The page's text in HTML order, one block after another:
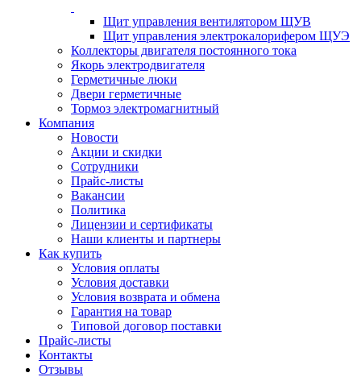
Щит управления вентилятором ЩУВ
Щит управления электрокалорифером ЩУЭ
Коллекторы двигателя постоянного тока
Якорь электродвигателя
Герметичные люки
Двери герметичные
Тормоз электромагнитный
Компания
Новости
Акции и скидки
Сотрудники
Прайс-листы
Вакансии
Политика
Лицензии и сертификаты
Наши клиенты и партнеры
Как купить
Условия оплаты
Условия доставки
Условия возврата и обмена
Гарантия на товар
Типовой договор поставки
Прайс-листы
Контакты
Отзывы